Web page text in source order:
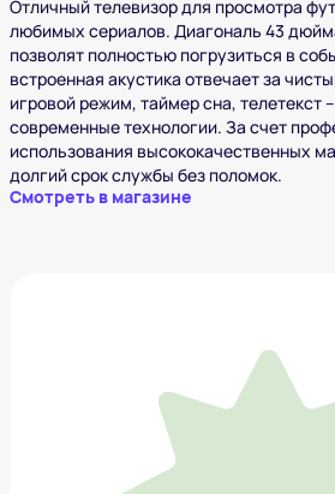
Отличный телевизор для просмотра
любимых сериалов. Диагональ 43
позволят полностью погрузиться в
встроенная акустика отвечает за
игровой режим, таймер сна, телетекст
современные технологии. За счет
использования высококачественных
долгий срок службы без поломок.
Смотреть в магазине